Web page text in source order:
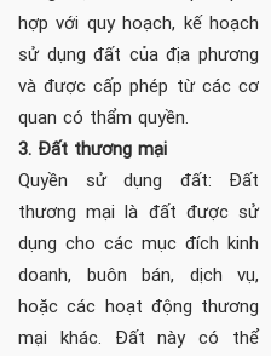
hợp với quy hoạch, kế hoạch
sử dụng đất của địa phương
và được cấp phép từ các cơ
quan có thẩm quyền.
3. Đất thương mại
Quyền sử dụng đất: Đất
thương mại là đất được sử
dụng cho các mục đích kinh
doanh, buôn bán, dịch vụ,
hoặc các hoạt động thương
mại khác. Đất này có thể